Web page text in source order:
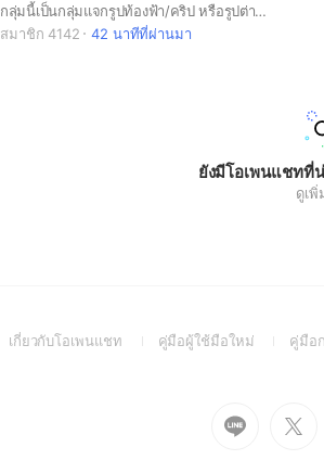
กลุ่มนี้เป็นกลุ่มแจกรูปท้องฟ้า/คริป หรือรูปต่างๆ สามารถเข้ามาคุยเล่นกันได้ค่ะ ไม่นำรูปในกลุ่มไปแจกต่อ
สมาชิก 4142
42 นาทีที่ผ่านมา
ยังมีโอเพนแชทที่
ดูเพิ่
เกี่ยวกับโอเพนแชท
(Openคู่มือผู้ใช้มือใหม่
(Open
window)
คู่มือ
Go
to
Go
to